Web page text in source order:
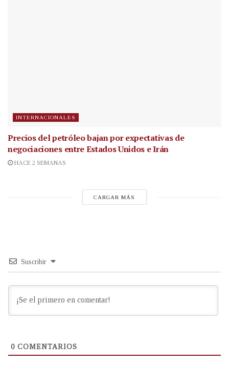
INTERNACIONALES
Precios del petróleo bajan por expectativas de
negociaciones entre Estados Unidos e Irán
HACE 2 SEMANAS
CARGAR MÁS
Suscribir
0 COMENTARIOS